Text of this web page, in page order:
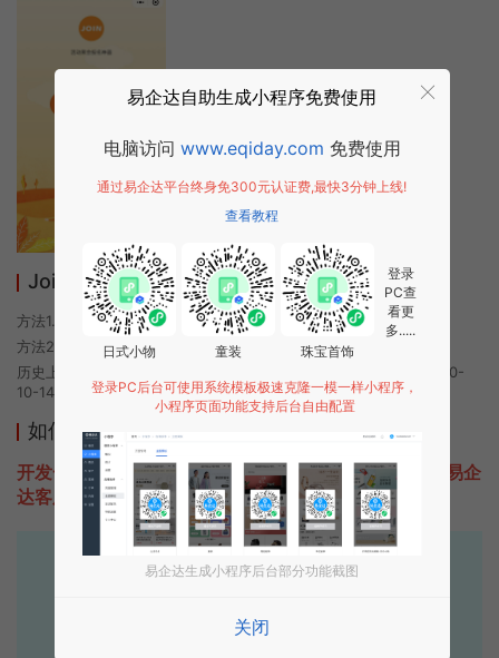
Join活动小程序使用方法
方法1. 使用微信扫描本页面上方二维码进入Join活动的小程序
方法2. 在微信中搜索“Join活动”即可进入小程序
历史上的今时小程序由Join活动团队开发，易企达小程序商店于2020-
10-14 18:02发布
如何开发类似Join活动的小程序
开发一款类似Join活动的小程序不难，只需要咨询本站易企
达客服即可为您定制开发，免费提供报价。
易企达10年行业沉淀！
立即拨打电话享优惠
易企达自助生成小程序免费使用
电脑访问 www.eqiday.com 免费使用
通过易企达平台终身免300元认证费,最快3分钟上线!
查看教程
日式小物 童装 珠宝首饰
登录
PC查
看更
多.....
登录PC后台可使用系统模板极速克隆一模一样小程序，
小程序页面功能支持后台自由配置
易企达生成小程序后台部分功能截图
关闭